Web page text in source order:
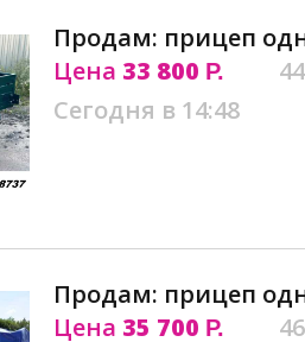
Продам: прицеп
Цена 33 800 Р.
Сегодня в 14:48
Продам: прицеп
Цена 35 700 Р.